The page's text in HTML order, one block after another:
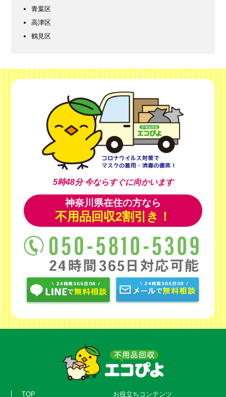
青葉区
高津区
鶴見区
5時48分今ならすぐに向かいます
神奈川県在住の方なら
不用品回収2割引き！
TOP お役立ちコンテンツ